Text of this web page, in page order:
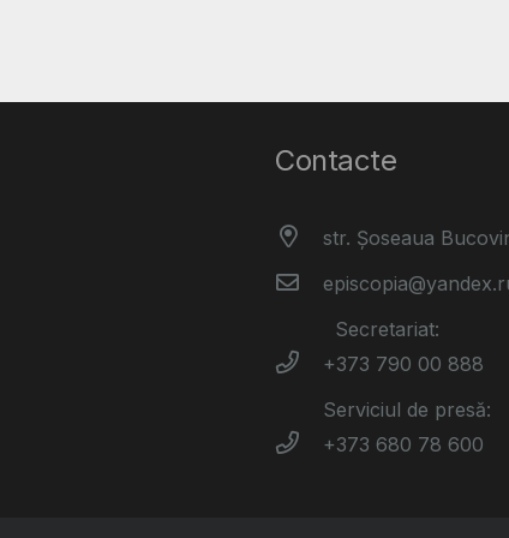
Contacte
str. Șoseaua
Secretariat:
+373 790 00 888
Serviciul de presă:
+373 680 78 600